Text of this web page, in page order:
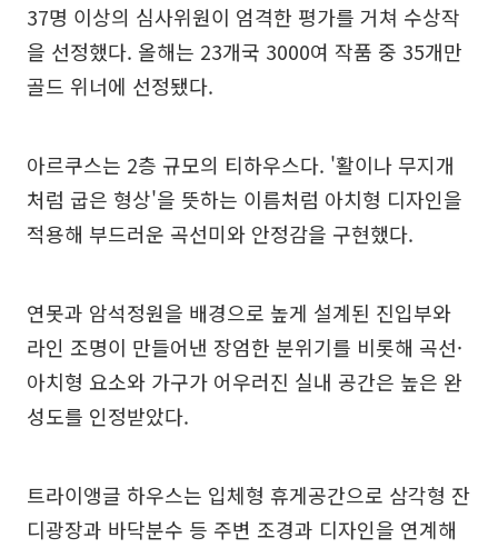
37명 이상의 심사위원이 엄격한 평가를 거쳐 수상작
을 선정했다. 올해는 23개국 3000여 작품 중 35개만
골드 위너에 선정됐다.
아르쿠스는 2층 규모의 티하우스다. '활이나 무지개
처럼 굽은 형상'을 뜻하는 이름처럼 아치형 디자인을
적용해 부드러운 곡선미와 안정감을 구현했다.
연못과 암석정원을 배경으로 높게 설계된 진입부와
라인 조명이 만들어낸 장엄한 분위기를 비롯해 곡선·
아치형 요소와 가구가 어우러진 실내 공간은 높은 완
성도를 인정받았다.
트라이앵글 하우스는 입체형 휴게공간으로 삼각형 잔
디광장과 바닥분수 등 주변 조경과 디자인을 연계해